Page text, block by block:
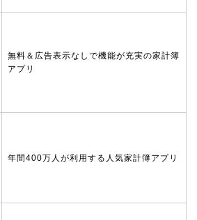
無料＆広告表示なしで機能が充実の家計簿
アプリ
年間400万人が利用する人気家計簿アプリ